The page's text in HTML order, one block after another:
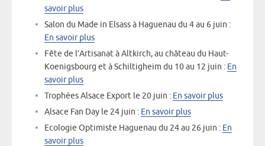
savoir plus
Salon du Made in Elsass à Haguenau du 4 au 6 juin :
En savoir plus
Fête de l’Artisanat à Altkirch, au château du Haut-
Koenigsbourg et à Schiltigheim du 10 au 12 juin : En
savoir plus
Trophées Alsace Export le 20 juin : En savoir plus
Alsace Fan Day le 24 juin : En savoir plus
Ecologie Optimiste Haguenau du 24 au 26 juin : En
savoir plus